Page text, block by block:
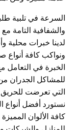
السرعة في تلبية
والشفافية التامة مع
لدينا خبرات محلية
ونواكب كافة أنواع
الخبرة في التعامل
للمشاكل الجدران
التي تعرضت
نستورد أفضل أنواع
كافة الألوان